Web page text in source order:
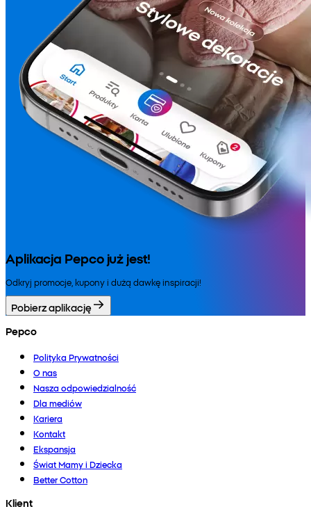
Aplikacja Pepco już jest!
Odkryj promocje, kupony i dużą dawkę inspiracji!
Pobierz aplikację
Pepco
Polityka Prywatności
O nas
Nasza odpowiedzialność
Dla mediów
Kariera
Kontakt
Ekspansja
Świat Mamy i Dziecka
Better Cotton
Klient